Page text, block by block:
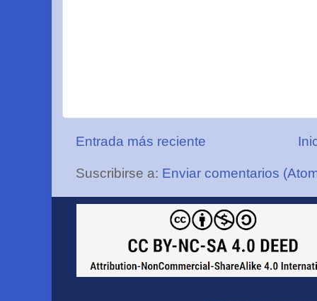
Entrada más reciente
Suscribirse a: Enviar comentarios